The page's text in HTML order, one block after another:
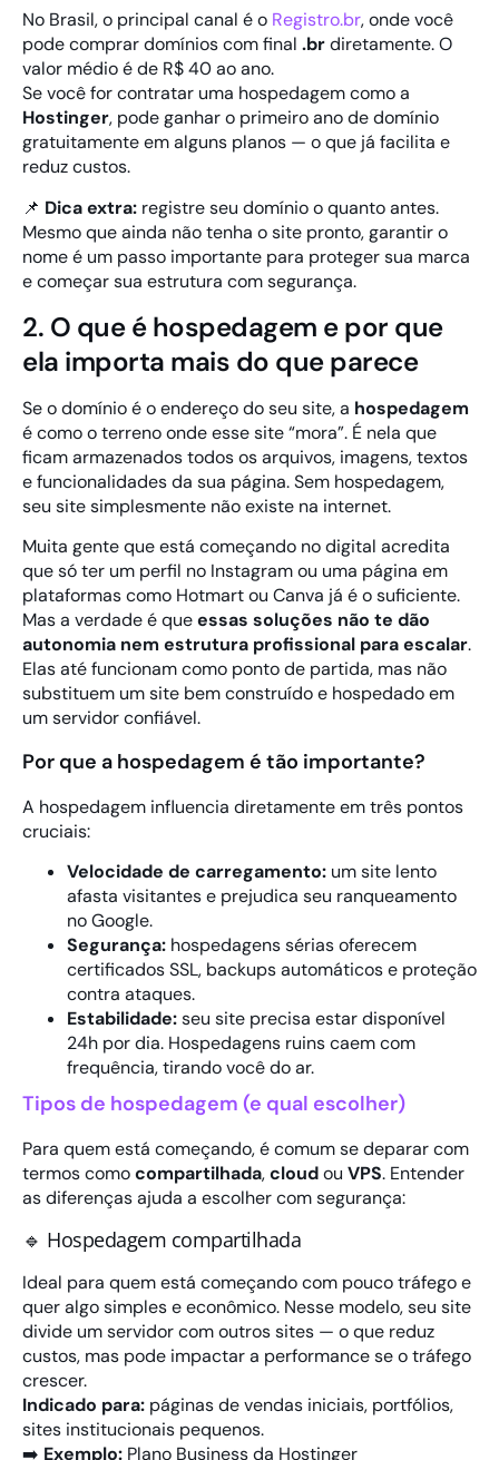
No Brasil, o principal canal é o Registro.br, onde você
pode comprar domínios com final .brdiretamente. O
valor médio é de R$ 40 ao ano.
Se você for contratar uma hospedagem como a
Hostinger, pode ganhar o primeiro ano de domínio
gratuitamente em alguns planos — o que já facilita e
reduz custos.
📌 Dica extra: registre seu domínio o quanto antes.
Mesmo que ainda não tenha o site pronto, garantir o
nome é um passo importante para proteger sua marca
e começar sua estrutura com segurança.
2. O que é hospedagem e por que
ela importa mais do que parece
Se o domínio é o endereço do seu site, a hospedagem
é como o terreno onde esse site “mora”. É nela que
ficam armazenados todos os arquivos, imagens, textos
e funcionalidades da sua página. Sem hospedagem,
seu site simplesmente não existe na internet.
Muita gente que está começando no digital acredita
que só ter um perfil no Instagram ou uma página em
plataformas como Hotmart ou Canva já é o suficiente.
Mas a verdade é queessas soluções não te dão
autonomia nem estrutura profissional para escalar.
Elas até funcionam como ponto de partida, mas não
substituem um site bem construído e hospedado em
um servidor confiável.
Por que a hospedagem é tão importante?
A hospedagem influencia diretamente em três pontos
cruciais:
Velocidade de carregamento: um site lento
afasta visitantes e prejudica seu ranqueamento
no Google.
Segurança: hospedagens sérias oferecem
certificados SSL, backups automáticos e proteção
contra ataques.
Estabilidade:seu site precisa estar disponível
24h por dia. Hospedagens ruins caem com
frequência, tirando você do ar.
Tipos de hospedagem (e qual escolher)
Para quem está começando, é comum se deparar com
termos comocompartilhada,cloudou VPS. Entender
as diferenças ajuda a escolher com segurança:
🔹 Hospedagem compartilhada
Ideal para quem está começando com pouco tráfego e
quer algo simples e econômico. Nesse modelo, seu site
divide um servidor com outros sites — o que reduz
custos, mas pode impactar a performance se o tráfego
crescer.
Indicado para: páginas de vendas iniciais, portfólios,
sites institucionais pequenos.
➡️ Exemplo: Plano Business da Hostinger